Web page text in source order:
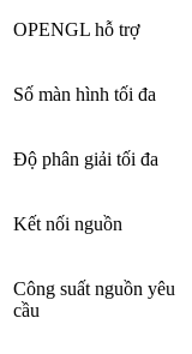
OPENGL hỗ trợ
Số màn hình tối đa
Độ phân giải tối đa
Kết nối nguồn
Công suất nguồn yêu
cầu